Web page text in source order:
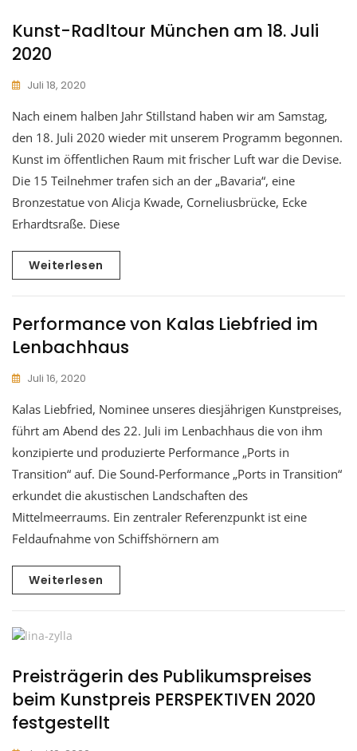
Kunst-Radltour München am 18. Juli
2020
Juli 18, 2020
Nach einem halben Jahr Stillstand haben wir am Samstag,
den 18. Juli 2020 wieder mit unserem Programm begonnen.
Kunst im öffentlichen Raum mit frischer Luft war die Devise.
Die 15 Teilnehmer trafen sich an der „Bavaria“, eine
Bronzestatue von Alicja Kwade, Corneliusbrücke, Ecke
Erhardtsraße. Diese
Weiterlesen
Performance von Kalas Liebfried im
Lenbachhaus
Juli 16, 2020
Kalas Liebfried, Nominee unseres diesjährigen Kunstpreises,
führt am Abend des 22. Juli im Lenbachhaus die von ihm
konzipierte und produzierte Performance „Ports in
Transition“ auf. Die Sound-Performance „Ports in Transition“
erkundet die akustischen Landschaften des
Mittelmeerraums. Ein zentraler Referenzpunkt ist eine
Feldaufnahme von Schiffshörnern am
Weiterlesen
Preisträgerin des Publikumspreises
beim Kunstpreis PERSPEKTIVEN 2020
festgestellt